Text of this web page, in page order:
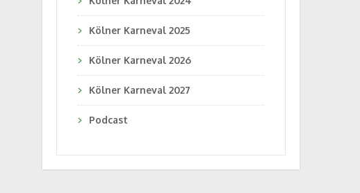
Kölner Karneval 2025
Kölner Karneval 2026
Kölner Karneval 2027
Podcast